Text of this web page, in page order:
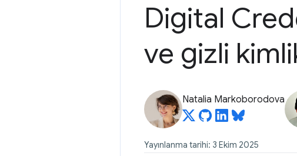
Digital
ve gizli
Natalia Markoborodova
Yayınlanma tarihi: 3 Ekim 2025